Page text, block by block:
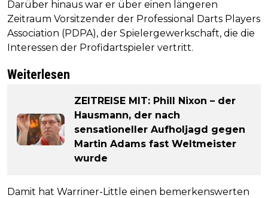
Darüber hinaus war er über einen längeren
Zeitraum Vorsitzender der Professional Darts Players
Association (PDPA), der Spielergewerkschaft, die die
Interessen der Profidartspieler vertritt.
Weiterlesen
ZEITREISE MIT: Phill Nixon – der
Hausmann, der nach
sensationeller Aufholjagd gegen
Martin Adams fast Weltmeister
wurde
Damit hat Warriner-Little einen bemerkenswerten